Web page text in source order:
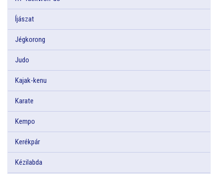
Íjászat
Jégkorong
Judo
Kajak-kenu
Karate
Kempo
Kerékpár
Kézilabda